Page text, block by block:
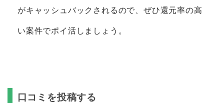
がキャッシュバックされるので、ぜひ還元率の高
い案件でポイ活しましょう。
口コミを投稿する